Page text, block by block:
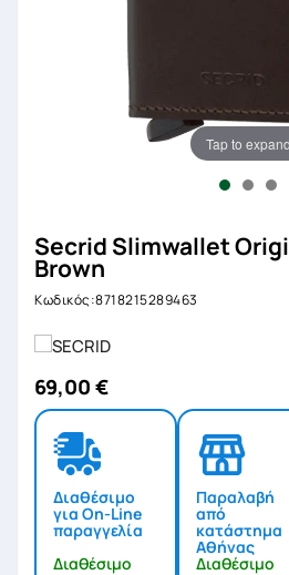
Tap to expand
Secrid Slimwallet
Brown
Κωδικός:8718215289463
69,00 €
Διαθέσιμο
για On-Line
παραγγελία
Διαθέσιμο
Παραλαβή
από
κατάστημα
Αθήνας
Διαθέσιμο